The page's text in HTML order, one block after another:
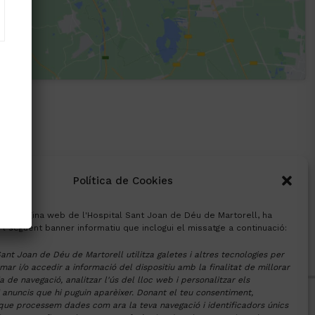
Política de Cookies
a la pàgina web de l'Hospital Sant Joan de Déu de Martorell, ha
l següent banner informatiu que inclogui el missatge a continuació:
Joan de Déu de Martorell utilitza galetes i altres tecnologies per
i/o accedir a informació del dispositiu amb la finalitat de millorar
de navegació, analitzar l'ús del lloc web i personalitzar els
que hi puguin aparèixer. Donant el teu consentiment,
processem dades com ara la teva navegació i identificadors únics